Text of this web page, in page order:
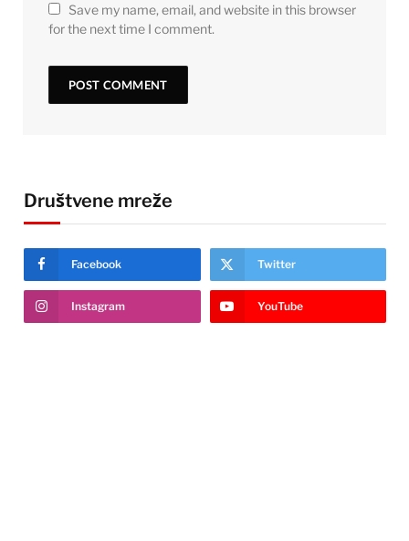
Save my name, email, and website in this browser
for the next time I comment.
Društvene mreže
Facebook Twitter
Instagram YouTube